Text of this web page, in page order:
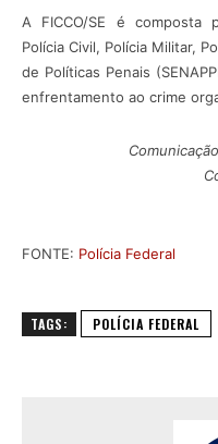
A FICCO/SE é composta
Polícia Civil, Polícia Militar,
de Políticas Penais
enfrentamento ao crime
FONTE: Polícia Federal
TAGS: POLÍCIA FEDERAL